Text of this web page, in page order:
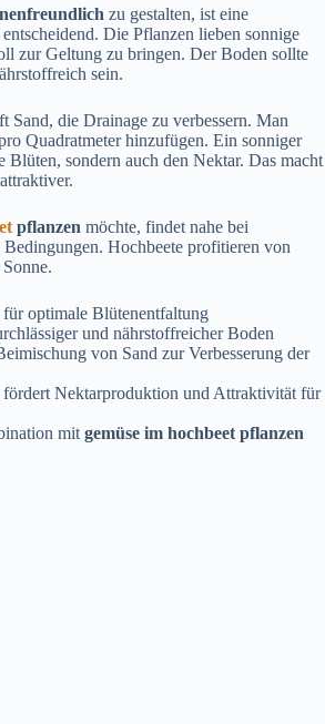
zu gestalten, ist eine
Die Pflanzen lieben sonnige
zur Geltung zu bringen. Der Boden sollte
sein.
Sand, die Drainage zu verbessern. Man
Quadratmeter hinzufügen. Ein sonniger
Blüten, sondern auch den Nektar. Das macht
attraktiver.
pflanzen möchte, findet nahe bei
Bedingungen. Hochbeete profitieren von
für optimale Blütenentfaltung
und nährstoffreicher Boden
von Sand zur Verbesserung der
fördert Nektarproduktion und Attraktivität für
mit gemüse im hochbeet pflanzen